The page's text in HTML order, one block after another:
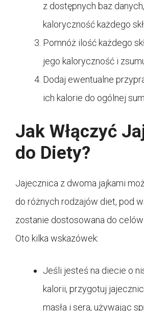
z dostępnych baz
kaloryczność każdego
Pomnóż ilość każdego
jego kaloryczność i
Dodaj ewentualne
ich kalorie do ogólnej
Jak Włączyć
do Diety?
Jajecznica z dwoma jajkami
do różnych rodzajów diet, pod
zostanie dostosowana do
Oto kilka wskazówek:
Jeśli jesteś na diecie o
kalorii, przygotuj
masła i sera, używając